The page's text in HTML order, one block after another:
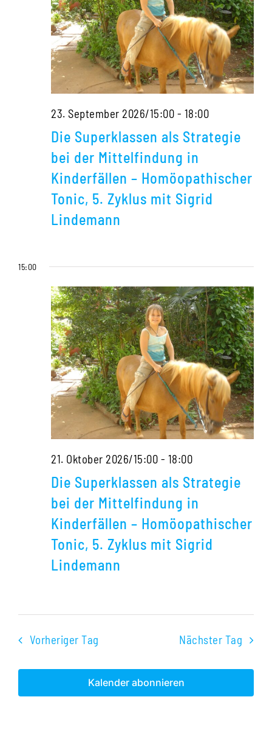
5.
Zyklus
mit
Sigrid
Lindemann
Die Superklassen als Strategie
bei der Mittelfindung in
Kinderfällen – Homöopathischer
Tonic, 5. Zyklus mit Sigrid
Lindemann
23. September 2026/15:00 - 18:00
Superklassen
Strategie
bei
–
Tonic,
5.
Zyklus
mit
Sigrid
Lindemann
15:00
Die Superklassen als Strategie
bei der Mittelfindung in
Kinderfällen – Homöopathischer
Tonic, 5. Zyklus mit Sigrid
Lindemann
21. Oktober 2026/15:00 - 18:00
Superklassen
als
Strategie
bei
Kinderfällen
–
5.
Vorheriger Tag Nächster Tag
Kalender abonnieren